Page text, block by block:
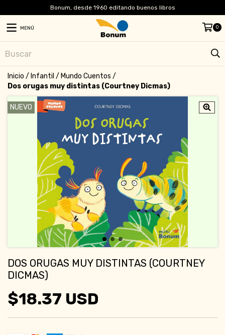
Bonum, desde 1960 editando buenos libros
MENÚ 0
Inicio / Infantil / Mundo Cuentos /
Dos orugas muy distintas (Courtney Dicmas)
NUEVO
DOS ORUGAS MUY DISTINTAS (COURTNEY
DICMAS)
$18.37 USD